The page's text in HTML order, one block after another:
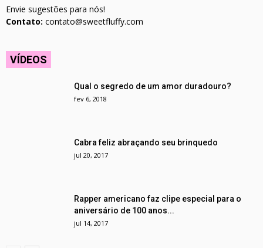
Envie sugestões para nós!
Contato: contato@sweetfluffy.com
VÍDEOS
Qual o segredo de um amor duradouro?
fev 6, 2018
Cabra feliz abraçando seu brinquedo
jul 20, 2017
Rapper americano faz clipe especial para o
aniversário de 100 anos...
jul 14, 2017